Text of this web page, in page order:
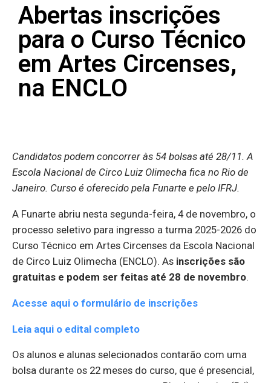
Abertas inscrições
para o Curso Técnico
em Artes Circenses,
na ENCLO
Candidatos podem concorrer às 54 bolsas até 28/11. A
Escola Nacional de Circo Luiz Olimecha fica no Rio de
Janeiro. Curso é oferecido pela Funarte e pelo IFRJ.
A Funarte abriu nesta segunda-feira, 4 de novembro, o
processo seletivo para ingresso a turma 2025-2026 do
Curso Técnico em Artes Circenses da Escola Nacional
de Circo Luiz Olimecha (ENCLO). As inscrições são
gratuitas e podem ser feitas até 28 de novembro.
Acesse aqui o formulário de inscrições
Leia aqui o edital completo
Os alunos e alunas selecionados contarão com uma
bolsa durante os 22 meses do curso, que é presencial,